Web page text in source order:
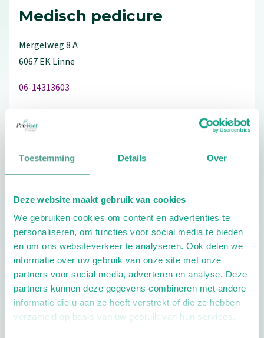
Toestemming Details Over
Deze website maakt gebruik van cookies
We gebruiken cookies om content en advertenties te
personaliseren, om functies voor social media te bieden
en om ons websiteverkeer te analyseren. Ook delen we
informatie over uw gebruik van onze site met onze
partners voor social media, adverteren en analyse. Deze
partners kunnen deze gegevens combineren met andere
informatie die u aan ze heeft verstrekt of die ze hebben
verzameld op basis van uw gebruik van hun services.
Medisch pedicure
Mergelweg8A
6067 EKLinne
06-14313603
Extra opties
Openingstijden